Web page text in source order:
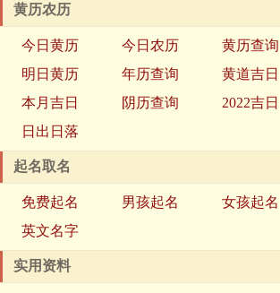
黄历农历
今日黄历 今日农历 黄历查询
明日黄历
年历查询 黄道吉日
本月吉日
阴历查询 2022吉日
日出日落
起名取名
免费起名 男孩起名 女孩起名
英文名字
实用资料